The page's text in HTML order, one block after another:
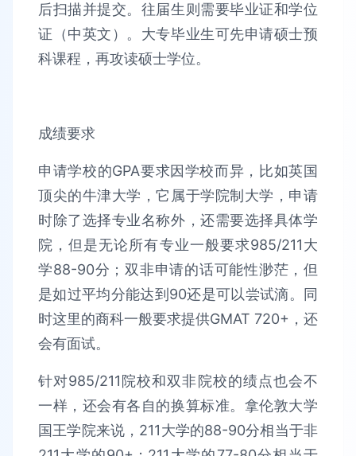
后扫描并提交。往届生则需要毕业证和学位
证（中英文）。大专毕业生可先申请硕士预
科课程，再攻读硕士学位。
成绩要求
申请学校的GPA要求因学校而异，比如英国
顶尖的牛津大学，它属于学院制大学，申请
时除了选择专业名称外，还需要选择具体学
院，但是无论所有专业一般要求985/211大
学88-90分；双非申请的话可能性渺茫，但
是如过平均分能达到90还是可以尝试滴。同
时这里的商科一般要求提供GMAT 720+，还
会有面试。
针对985/211院校和双非院校的绩点也会不
一样，还会有各自的换算标准。拿伦敦大学
国王学院来说，211大学的88-90分相当于非